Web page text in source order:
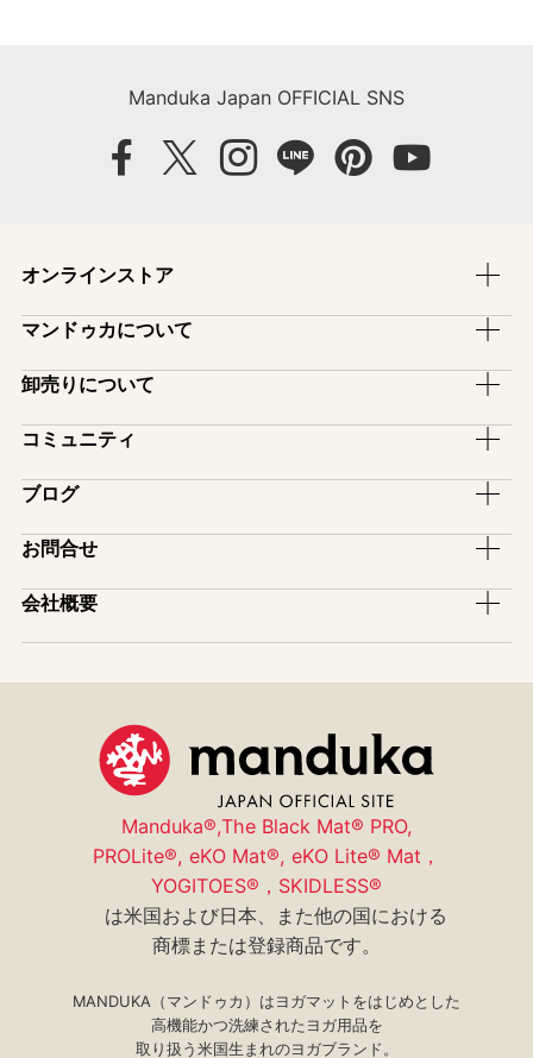
Manduka Japan OFFICIAL SNS
オンラインストア
ヨガマット
ヨガグッズ
ヨガマットケア用品
ヨガ雑貨
お買い物ガイド
マンドゥカについて
ブランドストーリー
保証制度
マットの選び方
販売店舗一覧
卸売りについて
卸売のご案内
レンタルサービス
ヨガマットロゴ入れサービス
コミュニティ
アンバサダー
スタジオ導入紹介
ブログ
ピックアップ
manduka mag
お問合せ
一般のお問い合わせ
会社概要
サイトマップ
プライバシーポリシー
Manduka®,The Black Mat® PRO,
PROLite®, eKO Mat®, eKO Lite® Mat，
YOGITOES®，SKIDLESS®
は米国および日本、また他の国における
商標または登録商品です。
MANDUKA（マンドゥカ）はヨガマットをはじめとした
高機能かつ洗練されたヨガ用品を
取り扱う米国生まれのヨガブランド。